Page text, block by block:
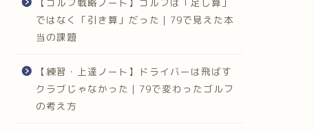
ではなく「引き算」だった｜79で見えた本
当の課題
【練習・上達ノート】ドライバーは飛ばす
クラブじゃなかった｜79で変わったゴルフ
の考え方